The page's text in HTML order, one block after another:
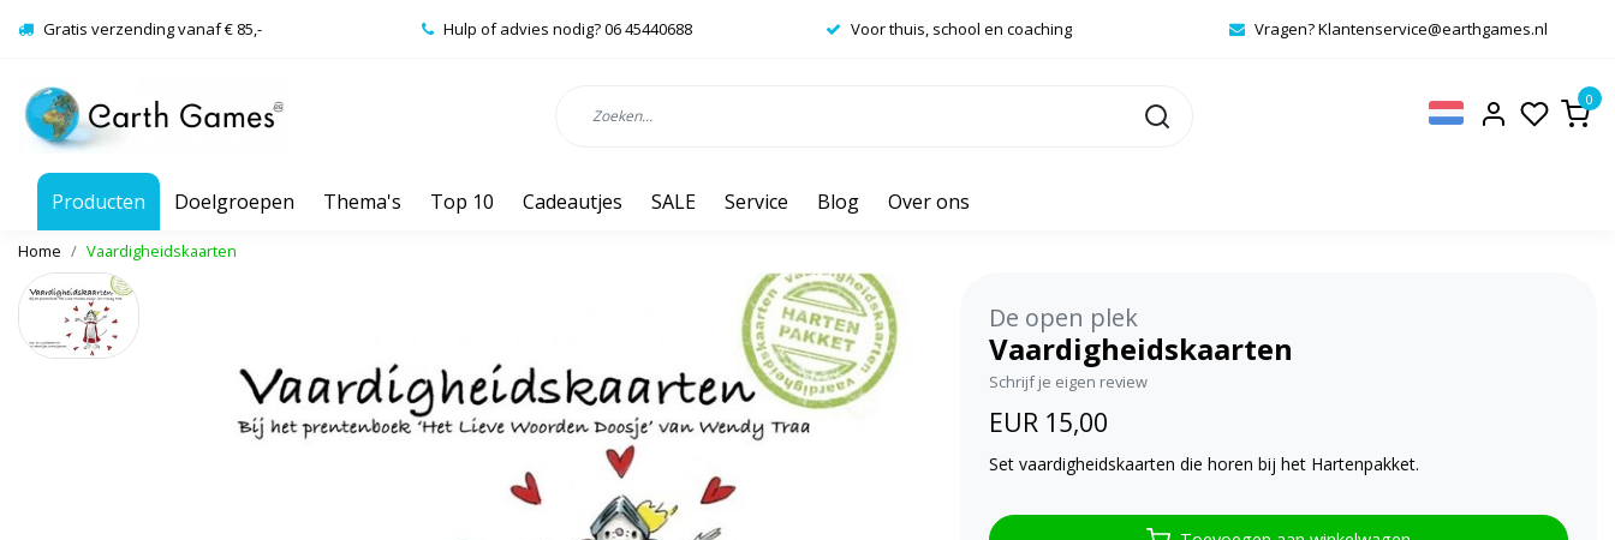
Gratis verzending vanaf € 85,- Hulp of advies nodig? 06 45440688 Voor thuis, school en coaching Vragen?Klantenservice@earthgames.nl
0
Producten Doelgroepen Thema's Top 10 Cadeautjes SALE Service Blog Over ons
Home Vaardigheidskaarten
De open plek
Vaardigheidskaarten
Schrijf je eigen review
EUR 15,00
Set vaardigheidskaarten die horen bij het Hartenpakket.